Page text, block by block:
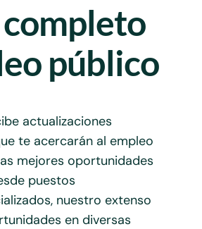
público
actualizaciones
te acercarán al empleo
mejores oportunidades
puestos
nuestro extenso
en diversas